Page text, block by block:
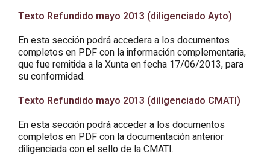
Texto Refundido mayo 2013 (diligenciado Ayto)
En esta sección podrá accedera a los documentos
completos en PDF con la información complementaria,
que fue remitida a la Xunta en fecha 17/06/2013, para
su conformidad.
Texto Refundido mayo 2013 (diligenciado CMATI)
En esta sección podrá acceder a los documentos
completos en PDF con la documentación anterior
diligenciada con el sello de la CMATI.